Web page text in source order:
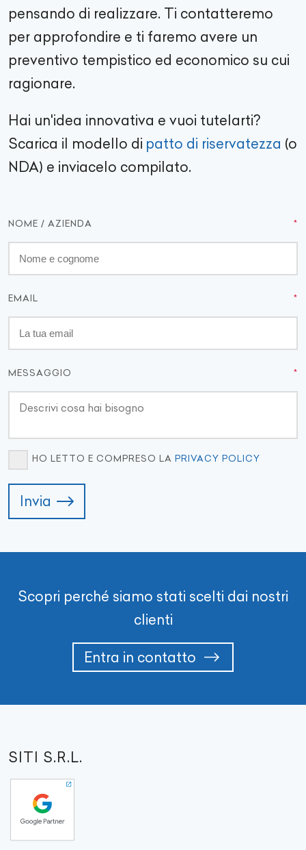
pensando di realizzare. Ti contatteremo
per approfondire e ti faremo avere un
preventivo tempistico ed economico su cui
ragionare.
Hai un'idea innovativa e vuoi tutelarti?
Scarica il modello di patto di riservatezza (o
NDA) e inviacelo compilato.
NOME / AZIENDA
EMAIL
MESSAGGIO
HO LETTO E COMPRESO LA PRIVACY POLICY
Invia
Scopri perché siamo stati scelti dai nostri
clienti
Entra in contatto
SITI S.R.L.